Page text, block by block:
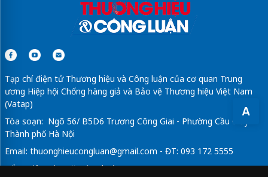
A
Tạp chí điện tử Thương hiệu và Công luận của cơ quan Trung
ương Hiệp hội Chống hàng giả và Bảo vệ Thương hiệu Việt Nam
(Vatap)
Tòa soạn: Ngõ 56/ B5D6 Trương Công Giai - Phường Cầu Giấy -
Thành phố Hà Nội
Email: thuonghieucongluan@gmail.com - ĐT: 093 172 5555
Tổng Biên Tập: Vũ Đức Thuận